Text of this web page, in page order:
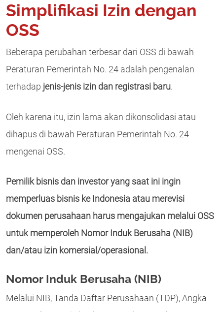
Simplifikasi Izin dengan
OSS
Beberapa perubahan terbesar dari OSS di bawah
Peraturan Pemerintah No. 24 adalah pengenalan
terhadap jenis-jenis izin dan registrasi baru.
Oleh karena itu, izin lama akan dikonsolidasi atau
dihapus di bawah Peraturan Pemerintah No. 24
mengenai OSS.
Pemilik bisnis dan investor yang saat ini ingin
memperluas bisnis ke Indonesia atau merevisi
dokumen perusahaan harus mengajukan melalui OSS
untuk memperoleh Nomor Induk Berusaha (NIB)
dan/atau izin komersial/operasional.
Nomor Induk Berusaha (NIB)
Melalui NIB, Tanda Daftar Perusahaan (TDP), Angka